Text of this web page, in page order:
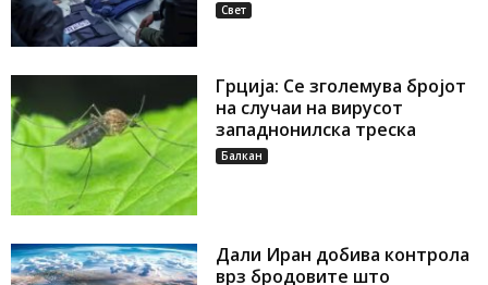
Свет
Грција: Се зголемува бројот
на случаи на вирусот
западнонилска треска
Балкан
Дали Иран добива контрола
врз бродовите што